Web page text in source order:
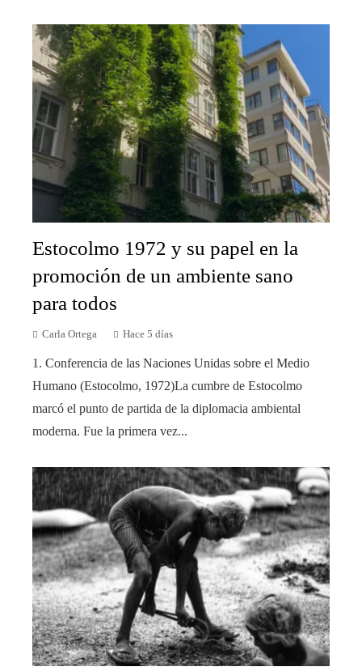
Estocolmo 1972 y su papel en la
promoción de un ambiente sano
para todos
Carla Ortega Hace 5 días
1. Conferencia de las Naciones Unidas sobre el Medio
Humano (Estocolmo, 1972)La cumbre de Estocolmo
marcó el punto de partida de la diplomacia ambiental
moderna. Fue la primera vez...